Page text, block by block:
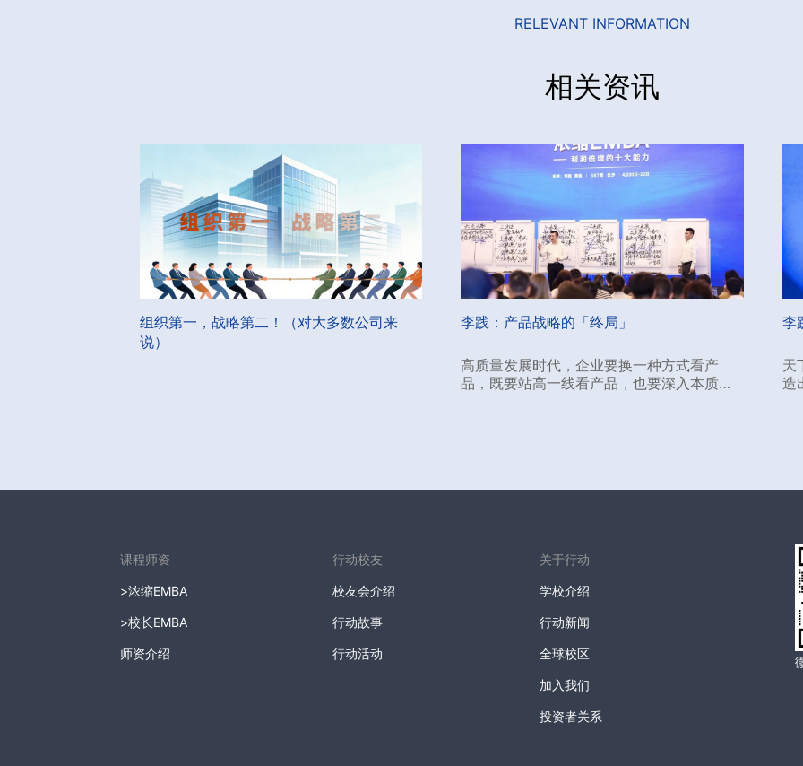
RELEVANT INFORMATION
相关资讯
组织第一，战略第二！（对大多数公司来
说）
李践：产品战略的「终局」
高质量发展时代，企业要换一种方式看产
品，既要站高一线看产品，也要深入本质看
践老师主讲的《浓缩EMBA》课程、数万校
李
天
造
课程师资
>浓缩EMBA
>校长EMBA
师资介绍
行动校友
校友会介绍
行动故事
行动活动
关于行动
学校介绍
行动新闻
全球校区
加入我们
投资者关系